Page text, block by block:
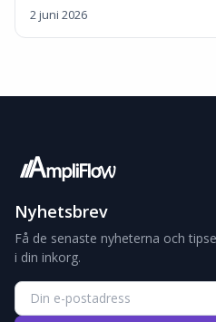
2 juni 2026
Nyhetsbrev
Få de senaste nyheterna och
i din inkorg.